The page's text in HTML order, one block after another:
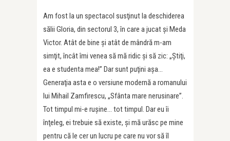
Am fost la un spectacol susţinut la deschiderea
sălii Gloria, din sectorul 3, în care a jucat şi Meda
Victor. Atât de bine şi atât de mândră m-am
simţit, încât îmi venea să mă ridic şi să zic: „Ştiţi,
ea e studenta mea!” Dar sunt puţini aşa…
Generaţia asta e o versiune modernă a romanului
lui Mihail Zamfirescu, „Sfânta mare nerusinare”.
Tot timpul mi-e ruşine… tot timpul. Dar eu îi
înţeleg, ei trebuie să existe, şi mă urăsc pe mine
pentru că le cer un lucru pe care nu vor să îl